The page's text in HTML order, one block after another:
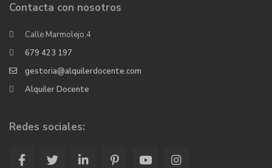
Contacta con nosotros
Calle Marmolejo,4
679 423 197
gestoria@alquilerdocente.com
Alquiler Docente
Redes sociales: